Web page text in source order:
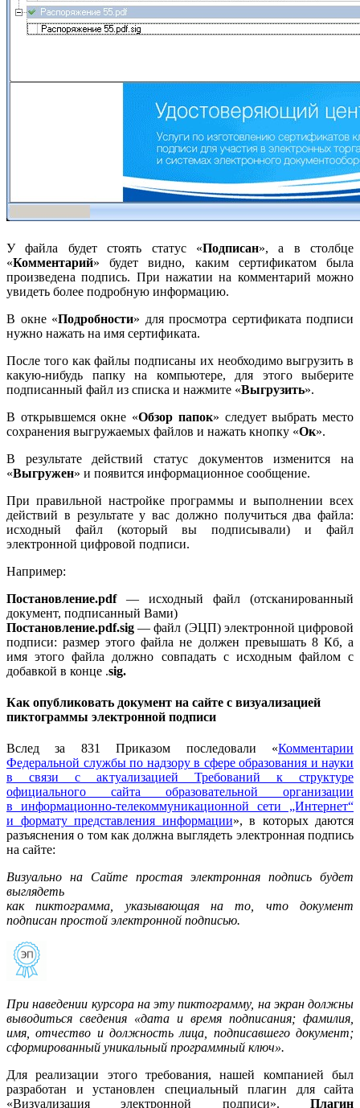
У файла будет стоять статус «Подписан», а в столбце
«Комментарий» будет видно, каким сертификатом была
произведена подпись. При нажатии на комментарий можно
увидеть более подробную информацию.
В окне «Подробности» для просмотра сертификата подписи
нужно нажать на имя сертификата.
После того как файлы подписаны их необходимо выгрузить в
какую-нибудь папку на компьютере, для этого выберите
подписанный файл из списка и нажмите «Выгрузить».
В открывшемся окне «Обзор папок» следует выбрать место
сохранения выгружаемых файлов и нажать кнопку «Ок».
В результате действий статус документов изменится на
«Выгружен» и появится информационное сообщение.
При правильной настройке программы и выполнении всех
действий в результате у вас должно получиться два файла:
исходный файл (который вы подписывали) и файл
электронной цифровой подписи.
Например:
Постановление.pdf — исходный файл (отсканированный
документ, подписанный Вами)
Постановление.pdf.sig— файл (ЭЦП) электронной цифровой
подписи: размер этого файла не должен превышать 8 Кб, а
имя этого файла должно совпадать с исходным файлом с
добавкой в конце .sig.
Как опубликовать документ на сайте с визуализацией
пиктограммы электронной подписи
Вслед за 831 Приказом последовали «Комментарии
Федеральной службы по надзору в сфере образования и науки
в связи с актуализацией Требований к структуре
официального сайта образовательной организации
в информационно-телекоммуникационной сети „Интернет“
и формату представления информации», в которых даются
разъяснения о том как должна выглядеть электронная подпись
на сайте:
Визуально на Сайте простая электронная подпись будет
выглядеть
как пиктограмма, указывающая на то, что документ
подписан простой электронной подписью.
При наведении курсора на эту пиктограмму, на экран должны
выводиться сведения «дата и время подписания; фамилия,
имя, отчество и должность лица, подписавшего документ;
сформированный уникальный программный ключ».
Для реализации этого требования, нашей компанией был
разработан и установлен специальный плагин для сайта
«Визуализация электронной подписи». Плагин